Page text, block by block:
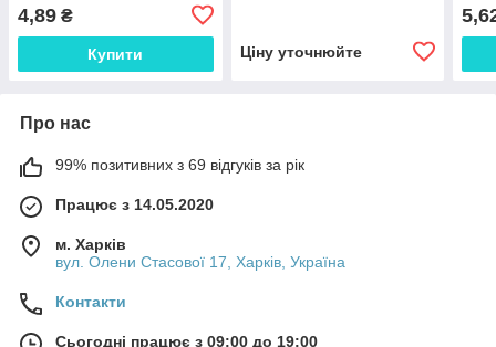
4,89 ₴
Купити Ціну уточнюйте
Про нас
99% позитивних з 69 відгуків за рік
Працює з 14.05.2020
м. Харків
вул. Олени Стасової 17, Харків, Україна
Контакти
Сьогодні працює з 09:00 до 19:00